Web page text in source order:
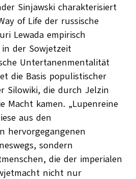
Sinjawski charakterisiert
of Life der russische
Lewada empirisch
der Sowjetzeit
Untertanenmentalität
die Basis populistischer
Silowiki, die durch Jelzin
Macht kamen. „Lupenreine
aus den
hervorgegangenen
sondern
die der imperialen
nicht nur